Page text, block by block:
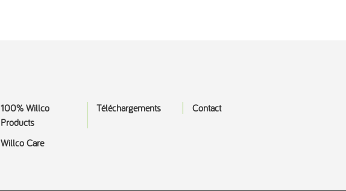
100% Willco
Products
Willco Care
Téléchargements Contact